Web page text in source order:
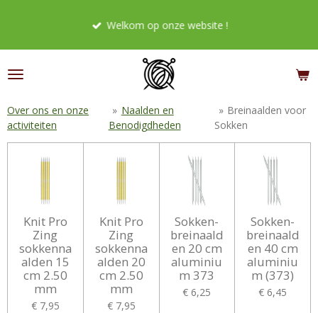
hoofdinhoud
Welkom op onze website !
Over ons en onze
activiteiten
» Naalden en
Benodigdheden
» Breinaalden voor
Sokken
Knit Pro
Zing
sokkenna
alden 15
cm 2.50
mm
€ 7,95
Knit Pro
Zing
sokkenna
alden 20
cm 2.50
mm
€ 7,95
Sokken-
breinaald
en 20 cm
aluminiu
m 373
€ 6,25
Sokken-
breinaald
en 40 cm
aluminiu
m (373)
€ 6,45